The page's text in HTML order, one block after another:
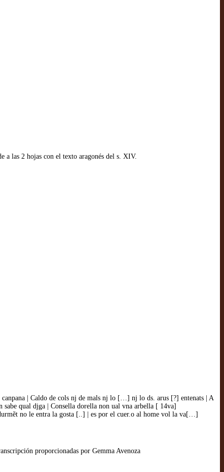
a las 2 hojas con el texto aragonés del s. XIV.
| Caldo de cols nj de mals nj lo […] nj lo ds. arus [?] entenats | A
qual djga | Consella dorella non ual vna arbella [ 14va]
no le entra la gosta [..] | es por el cuer.o al home vol la va[…]
proporcionadas por Gemma Avenoza